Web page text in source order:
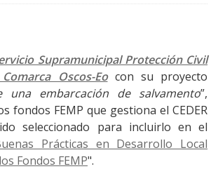
Supramunicipal Protección Civil
Oscos-Eocon su proyecto
una embarcación de salvamento”,
fondos FEMP que gestiona el CEDER
seleccionado para incluirlo en el
Prácticas en Desarrollo Local
Fondos FEMP".